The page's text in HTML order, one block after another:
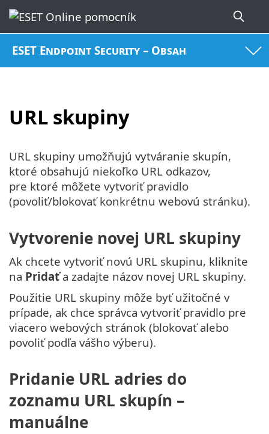
ESET Endpoint Security – Obsah
URL skupiny
URL skupiny umožňujú vytváranie skupín,
ktoré obsahujú niekoľko URL odkazov,
pre ktoré môžete vytvoriť pravidlo
(povoliť/blokovať konkrétnu webovú stránku).
Vytvorenie novej URL skupiny
Ak chcete vytvoriť novú URL skupinu, kliknite
na Pridaťa zadajte názov novej URL skupiny.
Použitie URL skupiny môže byť užitočné v
prípade, ak chce správca vytvoriť pravidlo pre
viacero webových stránok (blokovať alebo
povoliť podľa vášho výberu).
Pridanie URL adries do
zoznamu URL skupín –
manuálne